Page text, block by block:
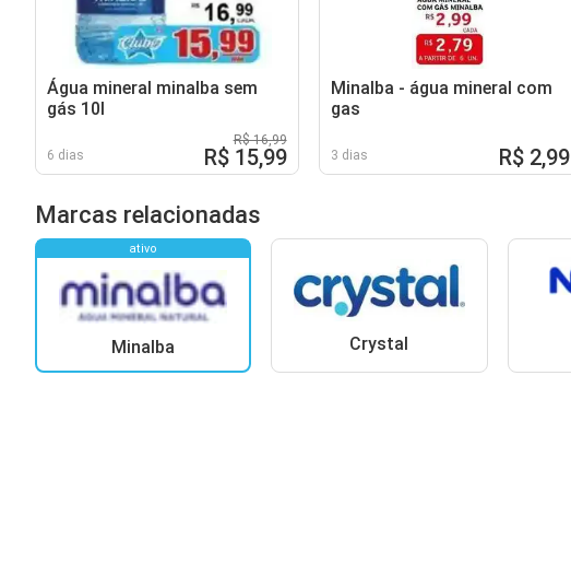
Água mineral minalba sem
gás 10l
6 dias
R$ 16,99
R$ 15,99
Minalba - água mineral com
gas
3 dias R$ 2,99
Marcas relacionadas
ativo
Minalba Crystal